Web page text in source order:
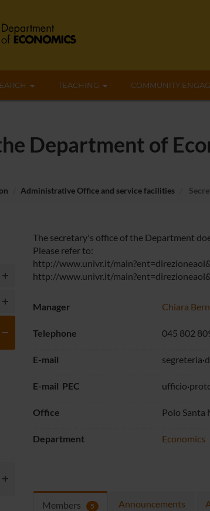
TEACHING COMMUNITY
Department of
Administrative Office and service facilities
The secretary's office of the Department
Please refer to:
http://www.univr.it/
http://www.univr.it/
Manager Chiara
Telephone 045 802
E-mail segreteria
E-mail PEC ufficio
Office Polo Santa
Department Economics
Members 5 Announcements